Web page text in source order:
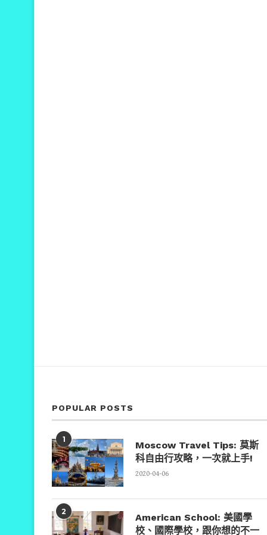
POPULAR POSTS
1
Moscow Travel Tips: 莫斯
科自由行攻略，一次就上手!
2020-04-06
2
American School: 美國學
校、國際學校，跟你想的不一